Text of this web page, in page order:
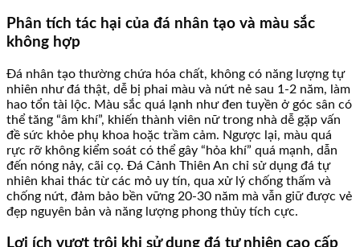
Phân tích tác hại của đá nhân tạo và màu sắc
không hợp
Đá nhân tạo thường chứa hóa chất, không có năng lượng tự
nhiên như đá thật, dễ bị phai màu và nứt nẻ sau 1-2 năm, làm
hao tổn tài lộc. Màu sắc quá lạnh như đen tuyền ở góc sân có
thể tăng “âm khí”, khiến thành viên nữ trong nhà dễ gặp vấn
đề sức khỏe phụ khoa hoặc trầm cảm. Ngược lại, màu quá
rực rỡ không kiểm soát có thể gây “hỏa khí” quá mạnh, dẫn
đến nóng nảy, cãi cọ. Đá Cảnh Thiên An chỉ sử dụng đá tự
nhiên khai thác từ các mỏ uy tín, qua xử lý chống thấm và
chống nứt, đảm bảo bền vững 20-30 năm mà vẫn giữ được vẻ
đẹp nguyên bản và năng lượng phong thủy tích cực.
Lợi ích vượt trội khi sử dụng đá tự nhiên cao cấp